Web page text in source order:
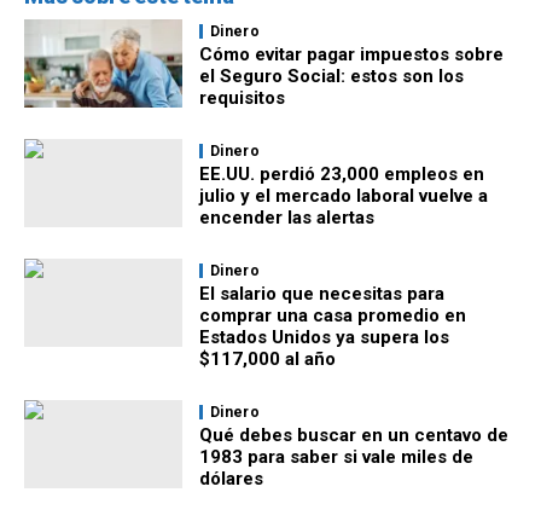
Dinero
Cómo evitar pagar impuestos sobre
el Seguro Social: estos son los
requisitos
Dinero
EE.UU. perdió 23,000 empleos en
julio y el mercado laboral vuelve a
encender las alertas
Dinero
El salario que necesitas para
comprar una casa promedio en
Estados Unidos ya supera los
$117,000 al año
Dinero
Qué debes buscar en un centavo de
1983 para saber si vale miles de
dólares